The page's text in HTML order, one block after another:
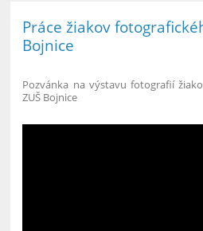
Práce žiakov
Bojnice
Pozvánka na výstavu fotografií
ZUŠ Bojnice